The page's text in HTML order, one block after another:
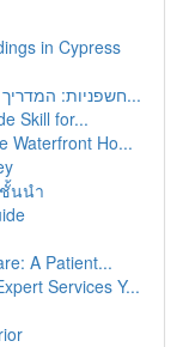
in Cypress
חשפניות: המדריך השלם לחגיגת מסיבת רווקים בלתי נ...
Skill for...
Waterfront Ho...
นนำ
A Patient...
Services Y...